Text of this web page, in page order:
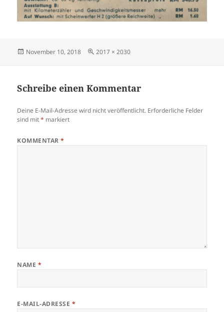
Veröffentlicht
November 10, 2018 Originalgröße
2017 × 2030
Schreibe einen Kommentar
Deine E-Mail-Adresse wird nicht veröffentlicht. Erforderliche Felder
sind mit* markiert
KOMMENTAR*
NAME *
E-MAIL-ADRESSE *